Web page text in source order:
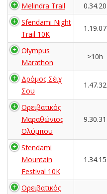
Melindra Trail
0.34.20
Sfendami Night
Trail 10K
1.19.07
Olympus
Marathon
>10h
Δρόμος Σέιχ
Σου
1.47.32
Ορειβατικός
Μαραθώνιος
Ολύμπου
9.30.31
Sfendami
Mountain
Festival 10K
1.34.15
Ορειβατικός